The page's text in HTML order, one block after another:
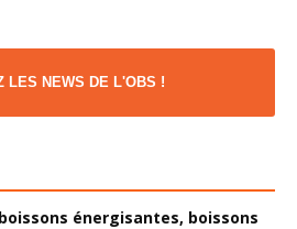
LES NEWS DE L'OBS !
énergisantes, boissons